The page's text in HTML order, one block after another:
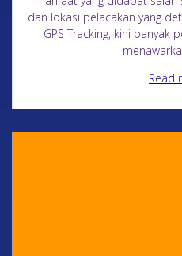
dan lokasi pelacakan yang
GPS Tracking, kini banyak
Read